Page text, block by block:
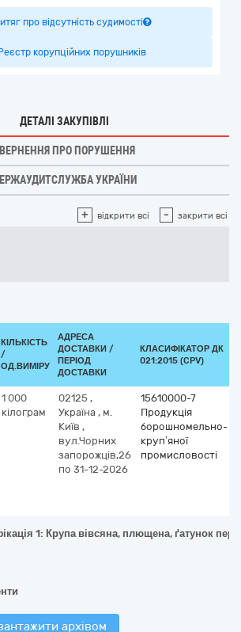
про відсутність судимості
Реєстр корупційних порушників
ДЕТАЛІ ЗАКУПІВЛІ
ПРО ПОРУШЕННЯ
УКРАЇНИ
+ відкрити всі - закрити всі
КІЛЬКІСТЬ
/
ОД.ВИМІРУ
АДРЕСА
ДОСТАВКИ /
ПЕРІОД
ДОСТАВКИ
КЛАСИФІКАТОР ДК
021:2015 (CPV)
1 000
кілограм
02125 ,
Україна , м.
Київ ,
вул.Чорних
запорожців,26
по 31-12-2026
15610000-7
Продукція
борошномельно-
круп’яної
промисловості
1: Крупа вівсяна, плющена, ґатунок
архівом